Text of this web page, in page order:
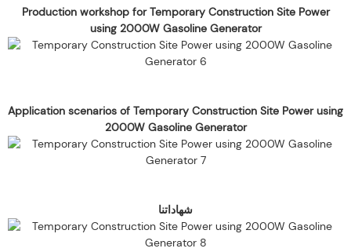
Production workshop for Temporary Construction Site Power
using 2000W Gasoline Generator
Application scenarios of Temporary Construction Site Power using
2000W Gasoline Generator
شهاداتنا